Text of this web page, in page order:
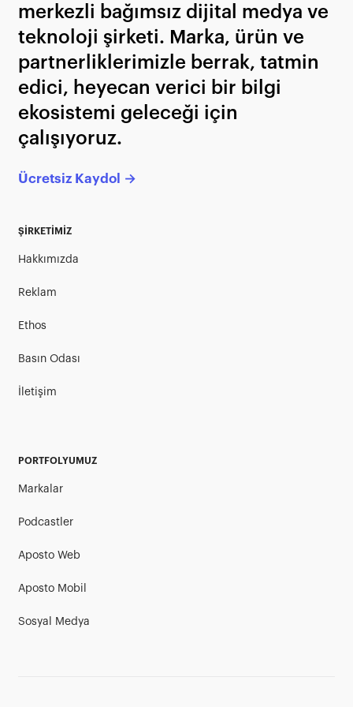
merkezli bağımsız dijital medya ve
teknoloji şirketi. Marka, ürün ve
partnerliklerimizle berrak, tatmin
edici, heyecan verici bir bilgi
ekosistemi geleceği için
çalışıyoruz.
Ücretsiz Kaydol →
ŞİRKETİMİZ
Hakkımızda
Reklam
Ethos
Basın Odası
İletişim
PORTFOLYUMUZ
Markalar
Podcastler
Aposto Web
Aposto Mobil
Sosyal Medya